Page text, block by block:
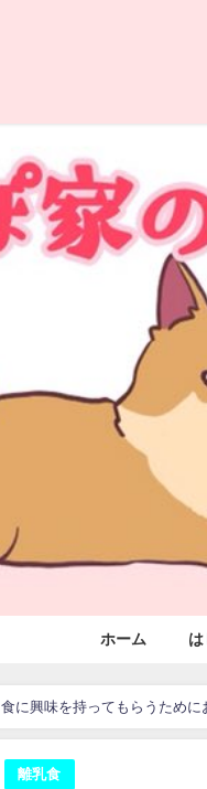
ホーム は
食に興味を持ってもらうために
離乳食